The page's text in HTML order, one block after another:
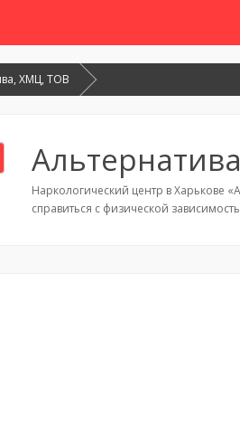
ХМЦ, ТОВ
Наркологический центр в Харькове
справиться с физической